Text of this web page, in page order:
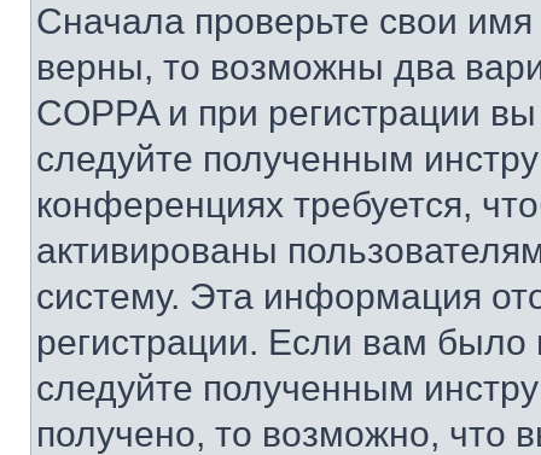
Сначала проверьте свои
верны, то возможны два
COPPA и при регистрации
следуйте полученным
конференциях требуется,
активированы
систему. Эта информация
регистрации. Если вам
следуйте полученным
получено, то возможно, что